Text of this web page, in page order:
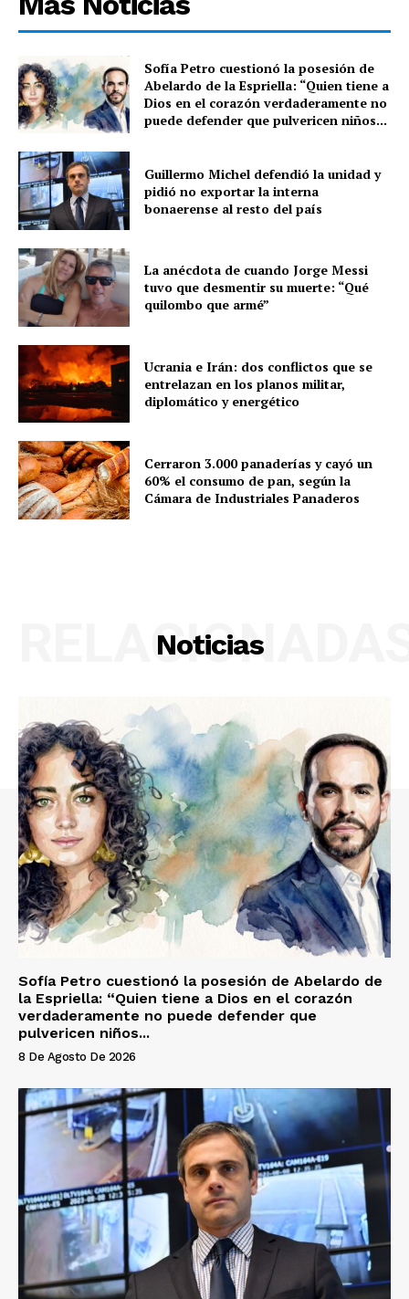
Sofía Petro cuestionó la posesión de
Abelardo de la Espriella: “Quien tiene a
Dios en el corazón verdaderamente no
puede defender que pulvericen niños...
Guillermo Michel defendió la unidad y
pidió no exportar la interna
bonaerense al resto del país
La anécdota de cuando Jorge Messi
tuvo que desmentir su muerte: “Qué
quilombo que armé”
Ucrania e Irán: dos conflictos que se
entrelazan en los planos militar,
diplomático y energético
Cerraron 3.000 panaderías y cayó un
60% el consumo de pan, según la
Cámara de Industriales Panaderos
Noticias
Sofía Petro cuestionó la posesión de Abelardo de
la Espriella: “Quien tiene a Dios en el corazón
verdaderamente no puede defender que
pulvericen niños...
8 De Agosto De 2026